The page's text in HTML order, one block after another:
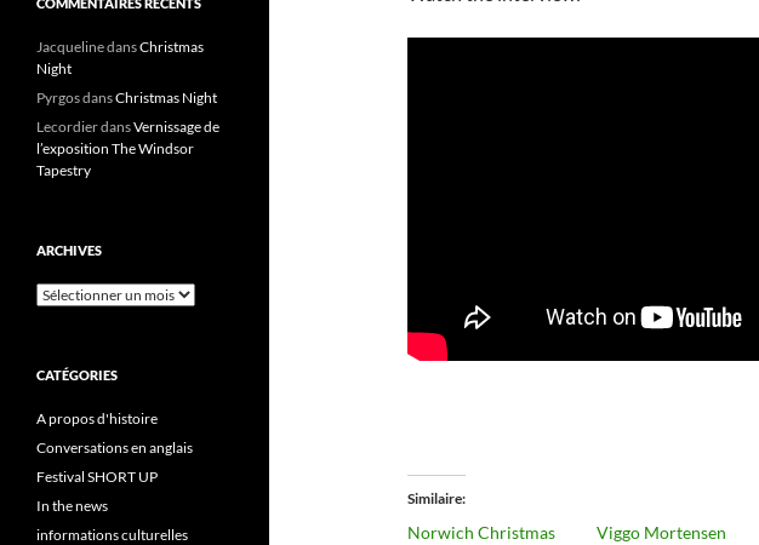
Similaire
Norwich Christmas
Viggo Mortensen
JacquelinedansChristmas
Night
PyrgosdansChristmas Night
LecordierdansVernissage de
l’exposition The Windsor
Tapestry
ARCHIVES
Archives
CATÉGORIES
A propos d'histoire
Conversations en anglais
Festival SHORT UP
In the news
informations culturelles